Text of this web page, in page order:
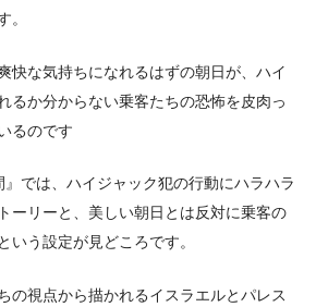
。
快な気持ちになれるはずの朝日が、ハイ
るか分からない乗客たちの恐怖を皮肉っ
るのです
』では、ハイジャック犯の行動にハラハラ
ーリーと、美しい朝日とは反対に乗客の
いう設定が見どころです。
の視点から描かれるイスラエルとパレス